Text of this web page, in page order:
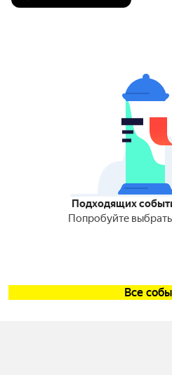
Подходящих
Попробуйте
Все